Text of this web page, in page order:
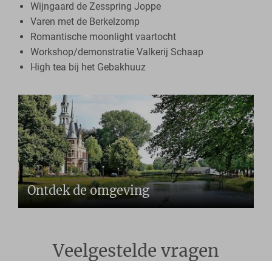
Wijngaard de Zesspring Joppe
Varen met de Berkelzomp
Romantische moonlight vaartocht
Workshop/demonstratie Valkerij Schaap
High tea bij het Gebakhuuz
Ontdek de omgeving
Veelgestelde vragen